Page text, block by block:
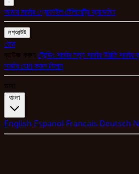
আমার সার্ভারপ্রোফাইলটেলিমেট্রিঅ্যাডমিন
লগআউট
হোম
ব্রাউজ করুন ট্রেন্ডিং সার্ভারনতুন সার্ভারউঠতি সার্ভার
সার্ভার যোগ করুননিলাম
ভাষা
বাংলা
English Espanol Francais Deutsch